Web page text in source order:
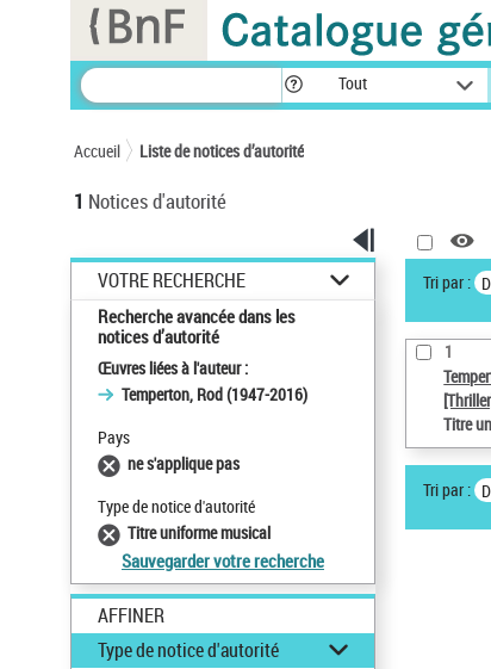
Tout
Accueil Liste de notices d’autorité
1 Notices d'autorité
VOTRE RECHERCHE
Recherche avancée dans les
notices d’autorité
Œuvres liées à l'auteur :
Temperton, Rod (1947-2016)
Pays
ne s'applique pas
Type de notice d'autorité
Titre uniforme musical
Sauvegarder votre recherche
AFFINER
Type de notice d'autorité
Tri par :
1
Titre
Tri par :
Panneau de gestion des cookies